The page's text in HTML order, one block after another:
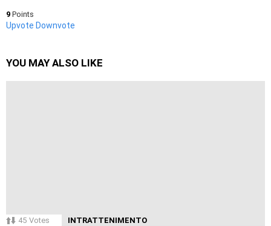
9 Points
Upvote Downvote
YOU MAY ALSO LIKE
45 Votes INTRATTENIMENTO